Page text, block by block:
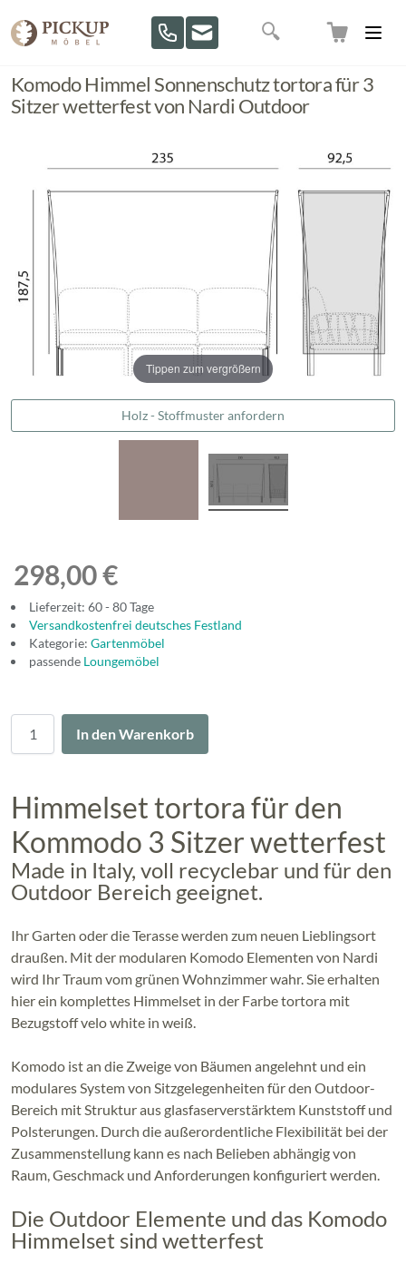
Suche
Komodo Himmel Sonnenschutz tortora für 3
Sitzer wetterfest von Nardi Outdoor
Tippen zum vergrößern
Holz - Stoffmuster anfordern
298,00 €
Lieferzeit: 60 - 80 Tage
Versandkostenfrei deutsches Festland
Kategorie: Gartenmöbel
passende Loungemöbel
In den Warenkorb
Himmelset tortora für den
Kommodo 3 Sitzer wetterfest
Made in Italy, voll recyclebar und für den
Outdoor Bereich geeignet.
Ihr Garten oder die Terasse werden zum neuen Lieblingsort
draußen. Mit der modularen Komodo Elementen von Nardi
wird Ihr Traum vom grünen Wohnzimmer wahr. Sie erhalten
hier ein komplettes Himmelset in der Farbe tortora mit
Bezugstoff velo white in weiß.
Komodo ist an die Zweige von Bäumen angelehnt und ein
modulares System von Sitzgelegenheiten für den Outdoor-
Bereich mit Struktur aus glasfaserverstärktem Kunststoff und
Polsterungen. Durch die außerordentliche Flexibilität bei der
Zusammenstellung kann es nach Belieben abhängig von
Raum, Geschmack und Anforderungen konfiguriert werden.
Die Outdoor Elemente und das Komodo
Himmelset sind wetterfest